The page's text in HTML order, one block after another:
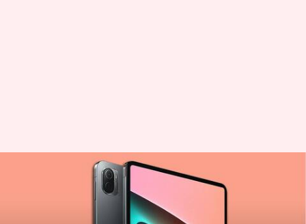
सालों बाद भारत में लॉन्च हुआ
शाओमी का टैबलेट, जानिए कीमत
और फीचर्स